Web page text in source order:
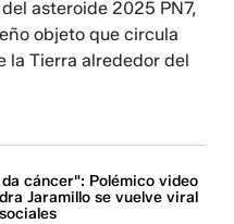
asteroide 2025 PN7,
objeto que circula
la Tierra alrededor del
da cáncer": Polémico video
Jaramillo se vuelve viral